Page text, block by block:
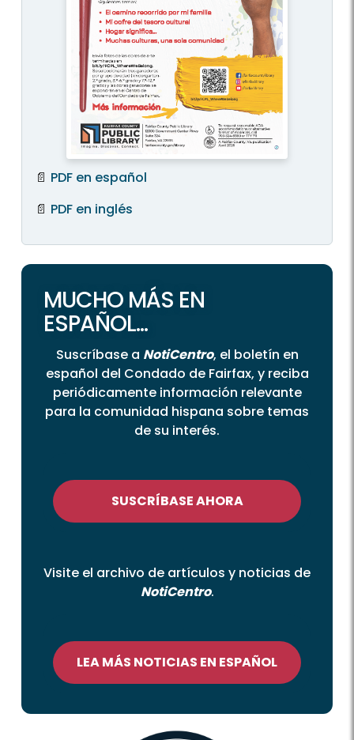
📄 PDF en español
📄 PDF en inglés
MUCHO MÁS EN
ESPAÑOL...
Suscríbase a NotiCentro, el boletín en
español del Condado de Fairfax, y reciba
periódicamente información relevante
para la comunidad hispana sobre temas
de su interés.
SUSCRÍBASE AHORA
Visite el archivo de artículos y noticias de
NotiCentro.
LEA MÁS NOTICIAS EN ESPAÑOL